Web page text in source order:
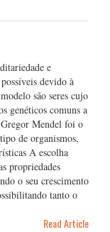
e
devido à
são seres cujo
genéticos comuns a
Mendel foi o
de organismos,
A escolha
propriedades
o seu crescimento
tanto o
Read Article